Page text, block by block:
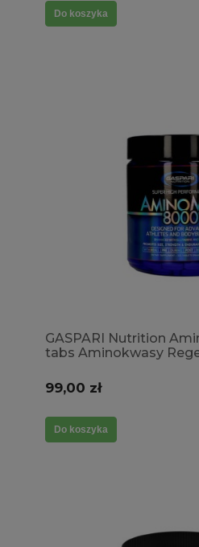
Do koszyka
GASPARI Nutrition
tabs Aminokwasy
99,00 zł
Do koszyka